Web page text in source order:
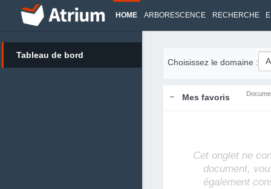
HOME ARBORESCENCE RECHERCHE
Tableau de bord
Choisissez le domaine :
Mes favoris
Cet onglet ne
document,
également